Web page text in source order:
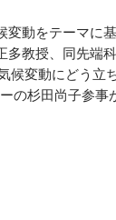
動をテーマに
多教授、同先端
候変動にどう立
の杉田尚子参事